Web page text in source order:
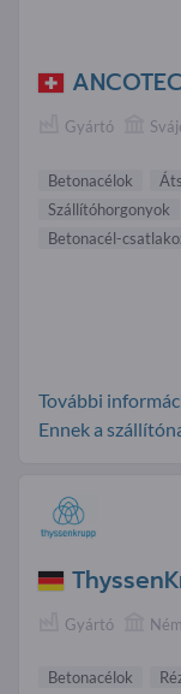
Gyártó
Betonacélok
Szállítóhorgonyok
Betonacél-
További
Ennek a
Gyártó
Betonacélok